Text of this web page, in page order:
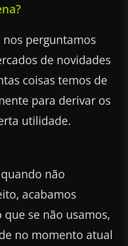
perguntamos
de novidades
coisas temos de
para derivar os
utilidade.
não
acabamos
se não usamos,
no momento atual